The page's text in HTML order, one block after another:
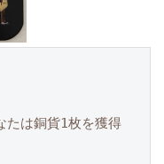
たは銅貨1枚を獲得